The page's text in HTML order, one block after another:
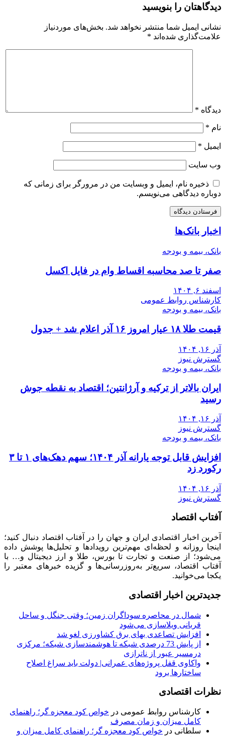
دیدگاهتان را بنویسید
نشانی ایمیل شما منتشر نخواهد شد. بخش‌های موردنیاز
علامت‌گذاری شده‌اند *
دیدگاه *
نام *
ایمیل *
وب‌ سایت
ذخیره نام، ایمیل و وبسایت من در مرورگر برای زمانی که
دوباره دیدگاهی می‌نویسم.
اخبار بانک‌ها
بانک، بیمه و بودجه
صفر تا صد محاسبه اقساط وام در فایل اکسل
اسفند ۶, ۱۴۰۴
کارشناس روابط عمومی
بانک، بیمه و بودجه
قیمت طلا ۱۸ عیار امروز ۱۶ آذر اعلام شد + جدول
آذر ۱۶, ۱۴۰۴
گسترش نیوز
بانک، بیمه و بودجه
ایران بالاتر از ترکیه و آرژانتین؛ اقتصاد به نقطه جوش
رسید
آذر ۱۶, ۱۴۰۴
گسترش نیوز
بانک، بیمه و بودجه
افزایش قابل توجه یارانه آذر ۱۴۰۴؛ سهم دهک‌های ۱ تا ۳
رکورد زد
آذر ۱۶, ۱۴۰۴
گسترش نیوز
آفتاب اقتصاد
آخرین اخبار اقتصادی ایران و جهان را در آفتاب اقتصاد دنبال کنید؛
اینجا روزانه و لحظه‌ای مهم‌ترین رویدادها و تحلیل‌ها پوشش داده
می‌شود؛ از صنعت و تجارت تا بورس، طلا و ارز دیجیتال و… با
آفتاب اقتصاد، سریع‌تر به‌روزرسانی‌ها و گزیده خبرهای معتبر را
یکجا می‌خوانید.
جدیدترین اخبار اقتصادی
شمال در محاصره سوداگران زمین؛ وقتی جنگل و ساحل
قربانی ویلاسازی می‌شود
افزایش تصاعدی بهای برق کشاورزی لغو شد
از پایش 73 درصدی شبکه تا هوشمندسازی شبکه؛ مرکزی
درمسیر عبور از ناترازی
واکاوی قفل پروژه‌های عمرانی| دولت باید سراغ اصلاح
ساختارها برود
نظرات اقتصادی
کارشناس روابط عمومی در خواص کود معجزه گر؛ راهنمای
کامل میزان و زمان مصرف
سلطانی در خواص کود معجزه گر؛ راهنمای کامل میزان و